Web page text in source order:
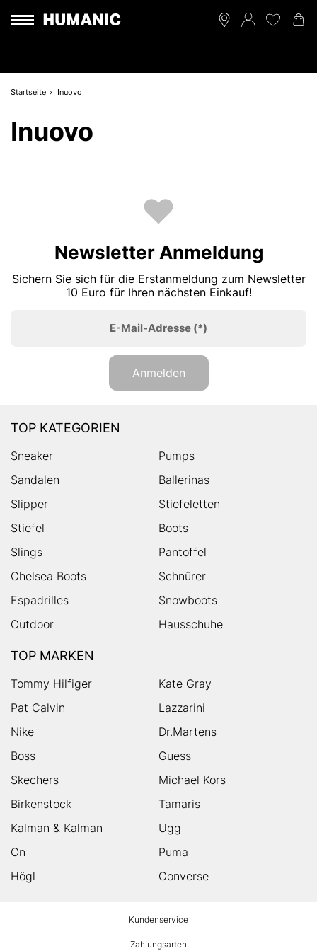
Startseite Inuovo
Inuovo
Newsletter Anmeldung
Sichern Sie sich für die Erstanmeldung zum Newsletter
10 Euro für Ihren nächsten Einkauf!
E-Mail-Adresse (*)
Anmelden
TOP KATEGORIEN
Sneaker
Pumps
Sandalen
Ballerinas
Slipper
Stiefeletten
Stiefel
Boots
Slings
Pantoffel
Chelsea Boots
Schnürer
Espadrilles
Snowboots
Outdoor
Hausschuhe
TOP MARKEN
Tommy Hilfiger
Kate Gray
Pat Calvin
Lazzarini
Nike
Dr.Martens
Boss
Guess
Skechers
Michael Kors
Birkenstock
Tamaris
Kalman & Kalman
Ugg
On
Puma
Högl
Converse
Kundenservice
Zahlungsarten